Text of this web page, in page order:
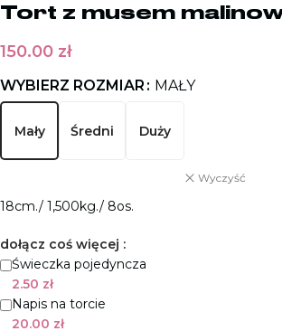
Tort z musem
150.00 zł
WYBIERZ ROZMIAR MAŁY
Mały Średni Duży
Wyczyść
18cm./ 1,500kg./ 8os.
dołącz coś więcej :
Świeczka pojedyncza
2.50 zł
Napis na torcie
20.00 zł